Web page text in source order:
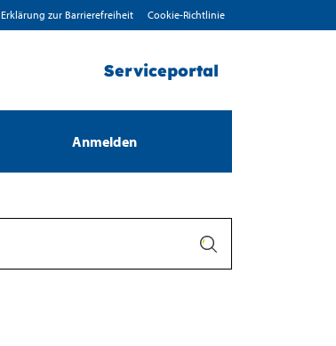
Erklärung zur Barrierefreiheit Cookie-Richtlinie
Serviceportal
Anmelden